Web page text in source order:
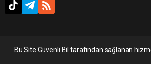
Bu Site Güvenli Bil tarafından sağlanan